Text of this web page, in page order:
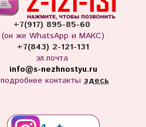
+7(917) 895-85-60
(он же WhatsApp и МАКС)
+7(843) 2-121-131
эл.почта
info@s-nezhnostyu.ru
подробнее контакты здесь